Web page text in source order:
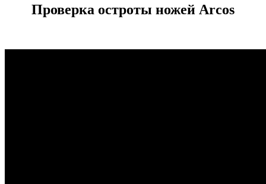
Проверка остроты ножей Arcos